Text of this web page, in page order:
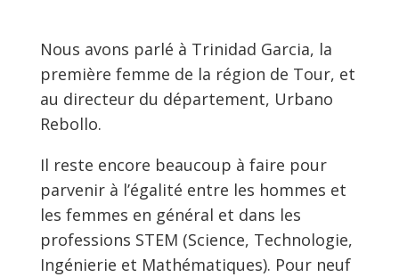
Nous avons parlé à Trinidad Garcia, la
première femme de la région de Tour, et
au directeur du département, Urbano
Rebollo.
Il reste encore beaucoup à faire pour
parvenir à l’égalité entre les hommes et
les femmes en général et dans les
professions STEM (Science, Technologie,
Ingénierie et Mathématiques). Pour neuf